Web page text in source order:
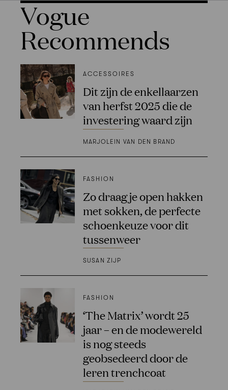
Vogue
Recommends
ACCESSOIRES
Dit zijn de enkellaarzen
van herfst 2025 die de
investering waard zijn
MARJOLEIN VAN DEN BRAND
FASHION
Zo draag je open hakken
met sokken, de perfecte
schoenkeuze voor dit
tussenweer
SUSAN ZIJP
FASHION
‘The Matrix’ wordt 25
jaar – en de modewereld
is nog steeds
geobsedeerd door de
leren trenchcoat